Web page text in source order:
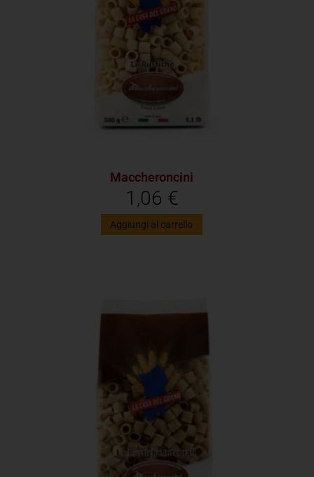
Maccheroncini
1,06 €
Aggiungi al carrello